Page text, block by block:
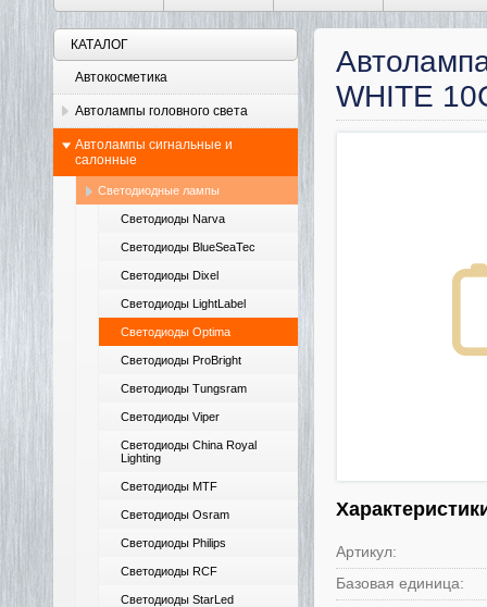
КАТАЛОГ
Автокосметика
Автолампы головного света
Автолампы сигнальные и
салонные
Светодиодные лампы
Светодиоды Narva
Светодиоды BlueSeaTec
Светодиоды Dixel
Светодиоды LightLabel
Светодиоды Optima
Светодиоды ProBright
Светодиоды Tungsram
Светодиоды Viper
Светодиоды China Royal
Lighting
Светодиоды MTF
Светодиоды Osram
Светодиоды Philips
Светодиоды RCF
Светодиоды StarLed
WHITE
Артикул:
Базовая единица: